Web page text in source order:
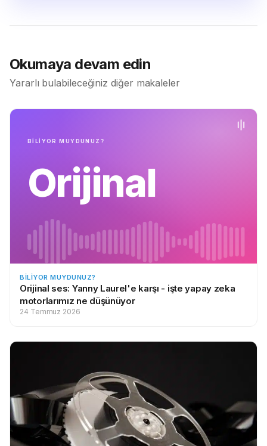
Okumaya devam edin
Yararlı bulabileceğiniz diğer makaleler
BİLİYOR MUYDUNUZ?
Orijinal
BILIYOR MUYDUNUZ?
Orijinal ses: Yanny Laurel'e karşı - işte yapay zeka
motorlarımız ne düşünüyor
24 Temmuz 2026